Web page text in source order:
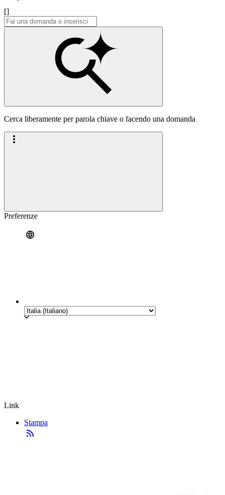
[]
Cerca liberamente per parola chiave o facendo una domanda
Preferenze
Link
Stampa